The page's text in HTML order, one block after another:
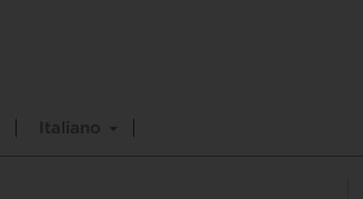
Italiano